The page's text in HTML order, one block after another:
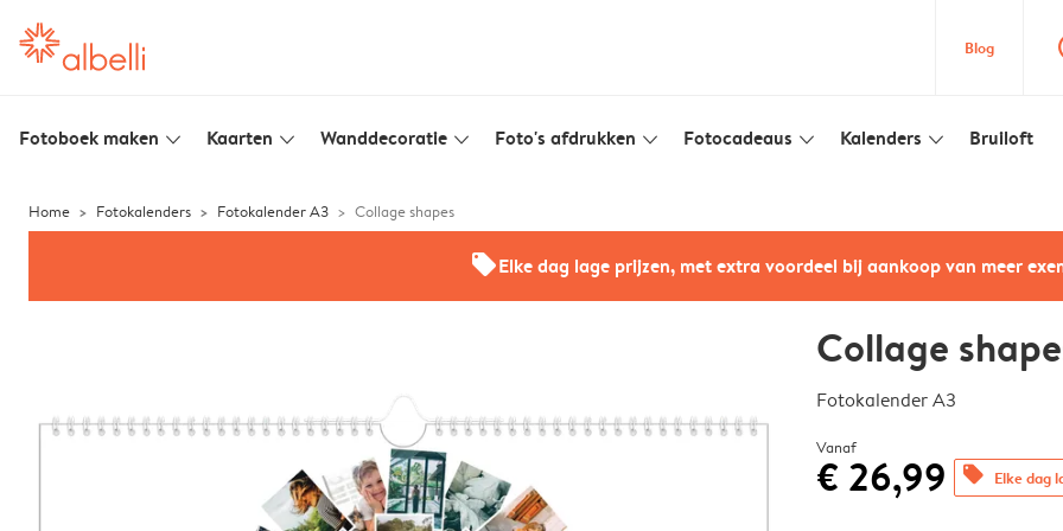
Blog
Fotoboek maken slim_arrow_down Kaarten slim_arrow_down Wanddecoratie slim_arrow_down Foto's afdrukken slim_arrow_down Fotocadeaus slim_arrow_down Kalenders slim_arrow_down Bruiloft
Home Fotokalenders Fotokalender A3 Collage shapes
offersElke dag lage prijzen, met extra voordeel bij aankoop van meer
Collage
Fotokalender A3
Vanaf
€ 26,99 offers Elke dag